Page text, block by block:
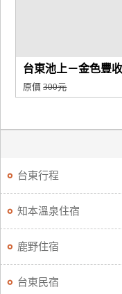
台東池上－金色豐
原價300元
台東行程
知本溫泉住宿
鹿野住宿
台東民宿